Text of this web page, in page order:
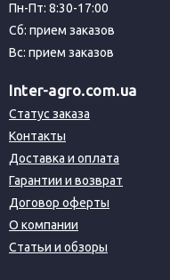
Пн-Пт: 8:30-17:00
Сб: прием заказов
Вс: прием заказов
Inter-agro.com.ua
Статус заказа
Контакты
Доставка и оплата
Гарантии и возврат
Договор оферты
О компании
Статьи и обзоры